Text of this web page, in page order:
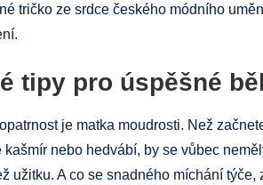
tričko ze srdce českého módního
tipy pro úspěšné
je matka moudrosti. Než
kašmír nebo hedvábí, by se vůbec
užitku. A co se snadného míchání